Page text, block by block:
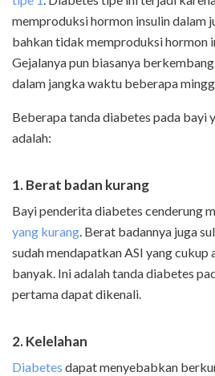
memproduksi hormon insulin dalam
bahkan tidak memproduksi hormon
Gejalanya pun biasanya
dalam jangka waktu beberapa
Beberapa tanda diabetes pada bayi
adalah:
1. Berat badan kurang
Bayi penderita diabetes cenderung
yang kurang. Berat badannya juga
sudah mendapatkan ASI yang cukup
banyak. Ini adalah tanda diabetes
pertama dapat dikenali.
2. Kelelahan
Diabetes dapat menyebabkan